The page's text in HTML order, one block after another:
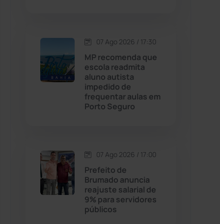
Cordeiros (49)
Dom Basílio
Érico Cardoso
Esportes (522)
07 Ago 2026 / 17:30
MP recomenda que
escola readmita
aluno autista
impedido de
frequentar aulas em
Porto Seguro
07 Ago 2026 / 17:00
Prefeito de
Brumado anuncia
reajuste salarial de
9% para servidores
públicos